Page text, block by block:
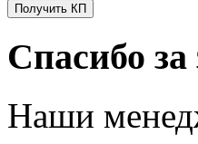
Получить КП
Спасибо за
Наши